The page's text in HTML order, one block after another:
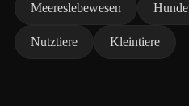
Meereslebewesen Hunde
Nutztiere Kleintiere